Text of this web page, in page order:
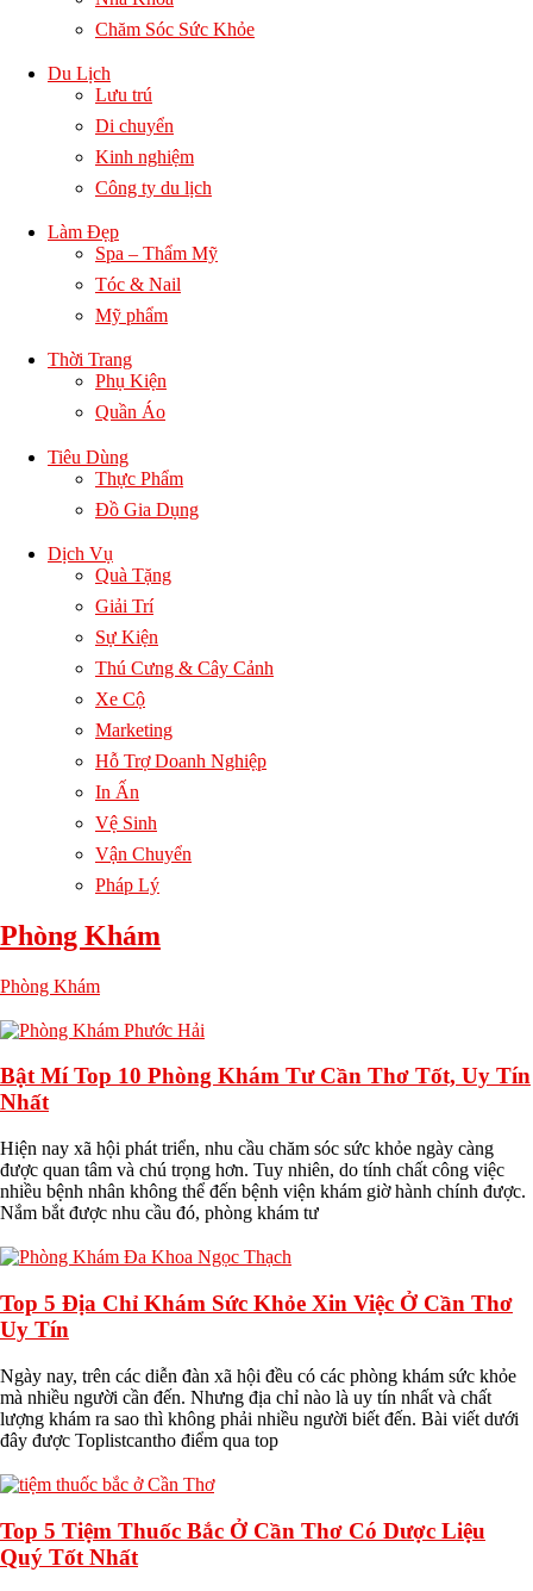
Chăm Sóc Sức Khỏe
Du Lịch
Lưu trú
Di chuyển
Kinh nghiệm
Công ty du lịch
Làm Đẹp
Spa – Thẩm Mỹ
Tóc & Nail
Mỹ phẩm
Thời Trang
Phụ Kiện
Quần Áo
Tiêu Dùng
Thực Phẩm
Đồ Gia Dụng
Dịch Vụ
Quà Tặng
Giải Trí
Sự Kiện
Thú Cưng & Cây Cảnh
Xe Cộ
Marketing
Hỗ Trợ Doanh Nghiệp
In Ấn
Vệ Sinh
Vận Chuyển
Pháp Lý
Phòng Khám
Phòng Khám
Bật Mí Top 10 Phòng Khám Tư Cần Thơ Tốt, Uy Tín
Nhất
Hiện nay xã hội phát triển, nhu cầu chăm sóc sức khỏe ngày càng
được quan tâm và chú trọng hơn. Tuy nhiên, do tính chất công việc
nhiều bệnh nhân không thể đến bệnh viện khám giờ hành chính được.
Nắm bắt được nhu cầu đó, phòng khám tư
Top 5 Địa Chỉ Khám Sức Khỏe Xin Việc Ở Cần Thơ
Uy Tín
Ngày nay, trên các diễn đàn xã hội đều có các phòng khám sức khỏe
mà nhiều người cần đến. Nhưng địa chỉ nào là uy tín nhất và chất
lượng khám ra sao thì không phải nhiều người biết đến. Bài viết dưới
đây được Toplistcantho điểm qua top
Top 5 Tiệm Thuốc Bắc Ở Cần Thơ Có Dược Liệu
Quý Tốt Nhất